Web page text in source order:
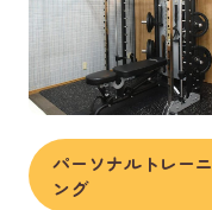
パーソナルトレーニ
ング